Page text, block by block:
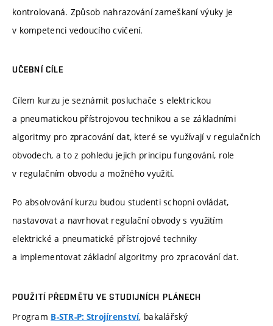
kontrolovaná. Způsob nahrazování zameškaní výuky je
v kompetenci vedoucího cvičení.
UČEBNÍ CÍLE
Cílem kurzu je seznámit posluchače s elektrickou
a pneumatickou přístrojovou technikou a se základními
algoritmy pro zpracování dat, které se využívají v regulačních
obvodech, a to z pohledu jejich principu fungování, role
v regulačním obvodu a možného využití.
Po absolvování kurzu budou studenti schopni ovládat,
nastavovat a navrhovat regulační obvody s využitím
elektrické a pneumatické přístrojové techniky
a implementovat základní algoritmy pro zpracování dat.
POUŽITÍ PŘEDMĚTU VE STUDIJNÍCH PLÁNECH
Program B-STR-P: Strojírenství, bakalářský